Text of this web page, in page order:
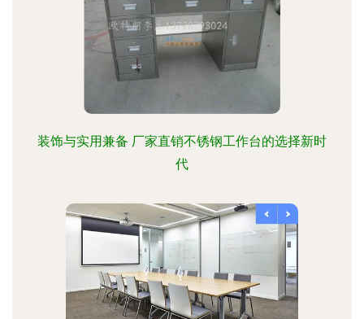
装饰与实用兼备 厂家直销不锈钢工作台的选择新时
代